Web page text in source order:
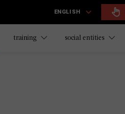
ENGLISH
training social entities